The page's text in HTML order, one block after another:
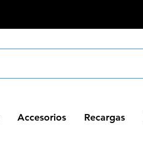
Accesorios Recargas